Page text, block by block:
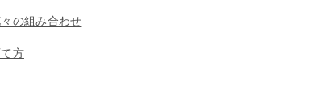
の組み合わせ
方